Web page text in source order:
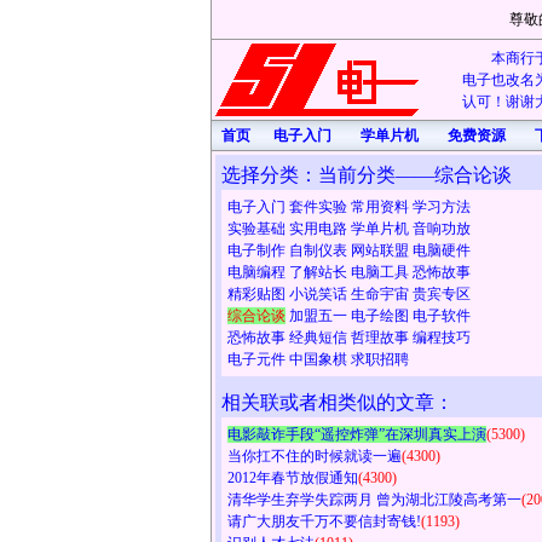
尊敬
本商行
电子也改名
认可！谢谢
首页
电子入门 学单片机 免费资源
选择分类：当前分类——综合论谈
电子入门 套件实验 常用资料 学习方法
实验基础 实用电路 学单片机 音响功放
电子制作 自制仪表 网站联盟 电脑硬件
电脑编程 了解站长 电脑工具 恐怖故事
精彩贴图 小说笑话 生命宇宙 贵宾专区
综合论谈 加盟五一 电子绘图 电子软件
恐怖故事 经典短信 哲理故事 编程技巧
电子元件 中国象棋 求职招聘
相关联或者相类似的文章：
电影敲诈手段“遥控炸弹”在深圳真实上演(5300)
当你扛不住的时候就读一遍(4300)
2012年春节放假通知(4300)
清华学生弃学失踪两月 曾为湖北江陵高考第一
请广大朋友千万不要信封寄钱!(1193)